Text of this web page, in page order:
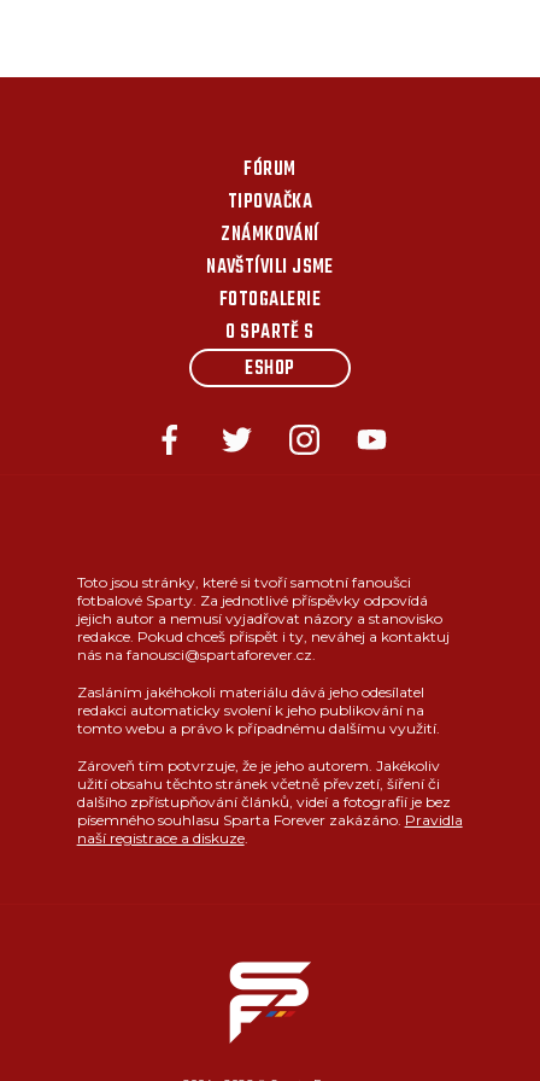
FÓRUM
TIPOVAČKA
ZNÁMKOVÁNÍ
NAVŠTÍVILI JSME
FOTOGALERIE
O SPARTĚ S
ESHOP
Toto jsou stránky, které si tvoří samotní fanoušci
fotbalové Sparty. Za jednotlivé příspěvky odpovídá
jejich autor a nemusí vyjadřovat názory a stanovisko
redakce. Pokud chceš přispět i ty, neváhej a kontaktuj
nás na fanousci@spartaforever.cz.
Zasláním jakéhokoli materiálu dává jeho odesílatel
redakci automaticky svolení k jeho publikování na
tomto webu a právo k případnému dalšímu využití.
Zároveň tím potvrzuje, že je jeho autorem. Jakékoliv
užití obsahu těchto stránek včetně převzetí, šíření či
dalšího zpřístupňování článků, videí a fotografií je bez
písemného souhlasu Sparta Forever zakázáno. Pravidla
naší registrace a diskuze.